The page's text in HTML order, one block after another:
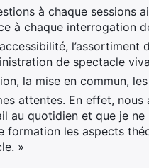
à chaque sessions
à chaque interrogation
l’assortiment
de spectacle
la mise en commun,
attentes. En effet, nous
au quotidien et que je
formation les aspects
»